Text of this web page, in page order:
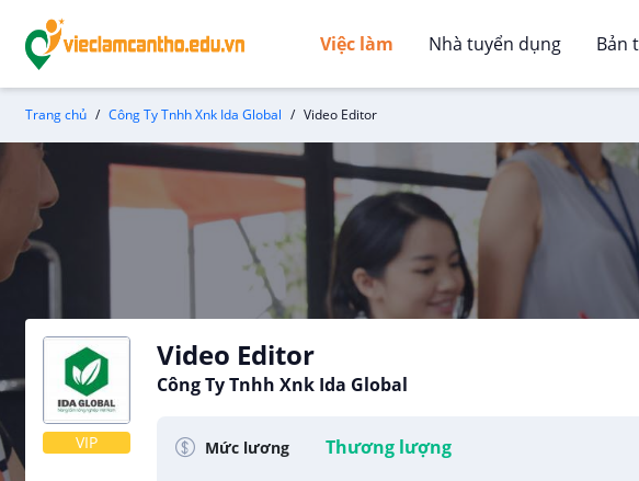
Việc làm Nhà tuyển dụng Bản
Trang chủ Công Ty Tnhh Xnk Ida Global Video Editor
VIP
Video Editor
Công Ty Tnhh Xnk Ida Global
Mức lương Thương lượng